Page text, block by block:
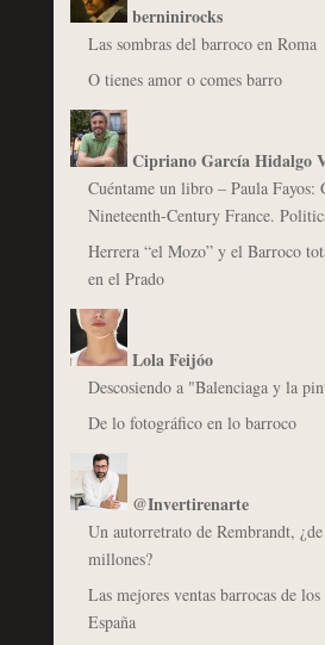
berninirocks
Las sombras del barroco en Roma
O tienes amor o comes barro
Cipriano García Hidalgo
Cuéntame un libro – Paula Fayos:
Nineteenth-Century France.
Herrera “el Mozo” y el Barroco
en el Prado
Lola Feijóo
Descosiendo a "Balenciaga y la
De lo fotográfico en lo barroco
@Invertirenarte
Un autorretrato de Rembrandt,
millones?
Las mejores ventas barrocas de
España